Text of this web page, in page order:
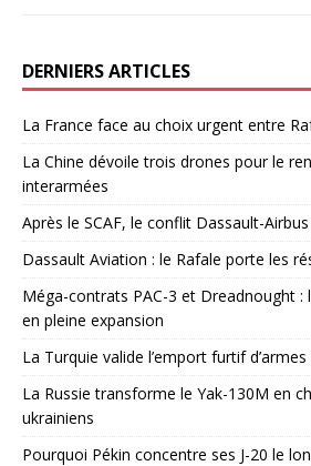
DERNIERS ARTICLES
La France face au choix urgent entre
La Chine dévoile trois drones pour le
interarmées
Après le SCAF, le conflit Dassault-
Dassault Aviation : le Rafale porte les
Méga-contrats PAC-3 et Dreadnought :
en pleine expansion
La Turquie valide l’emport furtif d’armes
La Russie transforme le Yak-130M en
ukrainiens
Pourquoi Pékin concentre ses J-20 le